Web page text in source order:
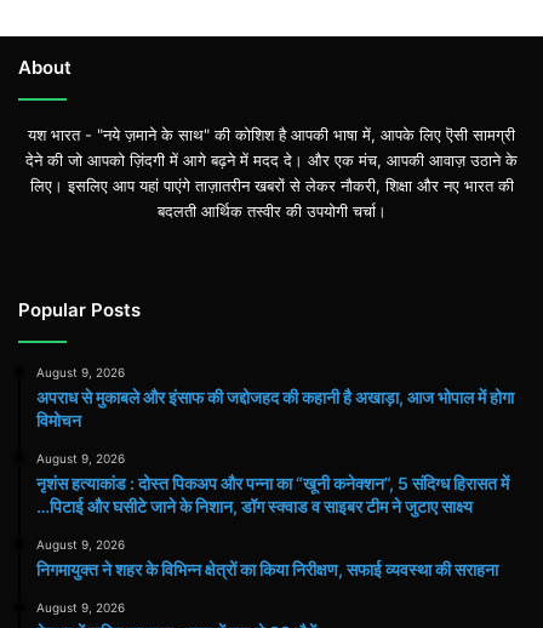
About
यश भारत - "नये ज़माने के साथ" की कोशिश है आपकी भाषा में, आपके लिए ऎसी सामग्री
देने की जो आपको ज़िंदगी में आगे बढ़ने में मदद दे। और एक मंच, आपकी आवाज़ उठाने के
लिए। इसलिए आप यहां पाएंगे ताज़ातरीन खबरों से लेकर नौकरी, शिक्षा और नए भारत की
बदलती आर्थिक तस्वीर की उपयोगी चर्चा।
Popular Posts
August 9, 2026
अपराध से मुकाबले और इंसाफ की जद्दोजहद की कहानी है अखाड़ा, आज भोपाल में होगा
विमोचन
August 9, 2026
नृशंस हत्याकांड : दोस्त पिकअप और पन्ना का “खूनी कनेक्शन”, 5 संदिग्ध हिरासत में
…पिटाई और घसीटे जाने के निशान, डॉग स्क्वाड व साइबर टीम ने जुटाए साक्ष्य
August 9, 2026
निगमायुक्त ने शहर के विभिन्न क्षेत्रों का किया निरीक्षण, सफाई व्यवस्था की सराहना
August 9, 2026